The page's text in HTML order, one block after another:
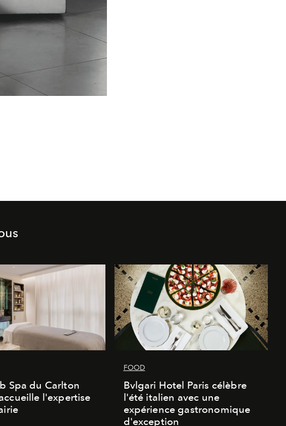
Spa du Carlton
l'expertise
FOOD
Bvlgari Hotel Paris célèbre
l'été italien avec une
expérience gastronomique
d'exception